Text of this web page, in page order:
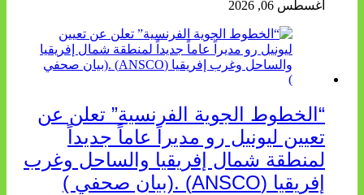
أغسطس 06, 2026
“الخطوط الجوية الفرنسية” تعلن عن
تعيين ليونيل رو مديراً عاماً جديداً
لمنطقة شمال إفريقيا والساحل وغرب
إفريقيا (ANSCO) .(بيان صحفي )